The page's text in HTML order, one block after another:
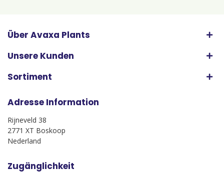
Über Avaxa Plants
Unsere Kunden
Sortiment
Adresse Information
Rijneveld 38
2771 XT Boskoop
Nederland
Zugänglichkeit